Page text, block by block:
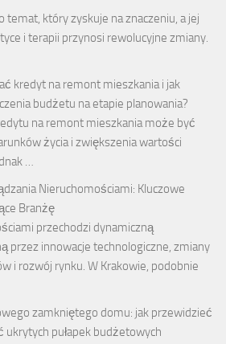
temat, który zyskuje na znaczeniu, a jej
i terapii przynosi rewolucyjne zmiany.
kredyt na remont mieszkania i jak
budżetu na etapie planowania?
na remont mieszkania może być
życia i zwiększenia wartości
…
Nieruchomościami: Kluczowe
Branżę
przechodzi dynamiczną
przez innowacje technologiczne, zmiany
i rozwój rynku. W Krakowie, podobnie
zamkniętego domu: jak przewidzieć
ukrytych pułapek budżetowych